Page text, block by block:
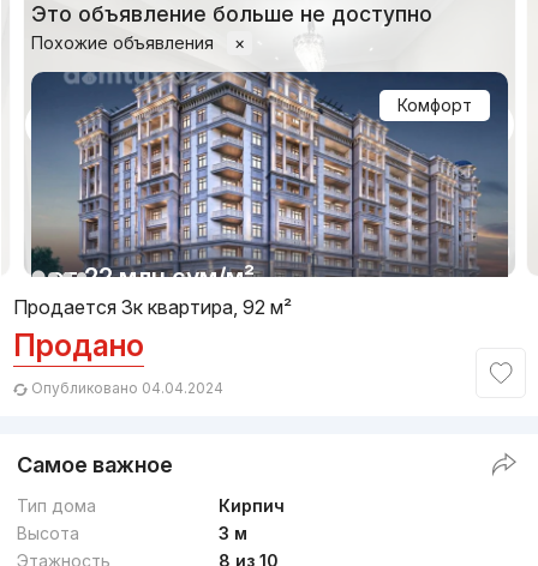
Это объявление больше не доступно
Похожие объявления ×
Комфорт
от22 млн сум/м²
Сдан 2022,
ЖК «City Life»
1/7
Продается 3к квартира, 92 м²
Продано
Опубликовано 04.04.2024
Самое важное
Тип дома
Кирпич
Высота
3 м
Этажность
8 из 10